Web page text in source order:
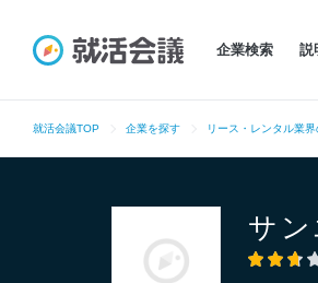
企業検索 説
就活会議TOP 企業を探す リース・レンタル業
サ